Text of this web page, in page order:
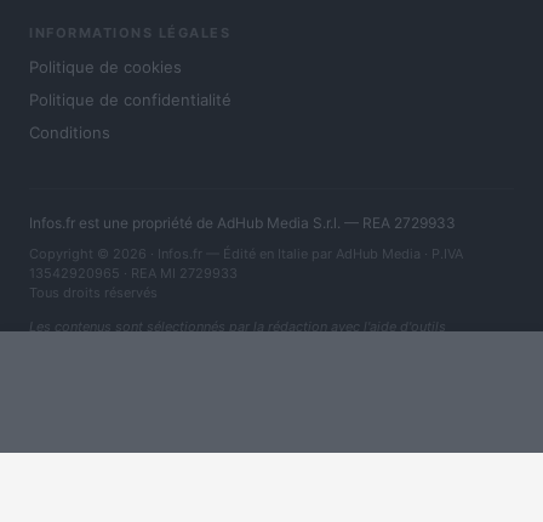
INFORMATIONS LÉGALES
Politique de cookies
Politique de confidentialité
Conditions
Infos.fr est une propriété de AdHub Media S.r.l. — REA 2729933
Copyright © 2026 · Infos.fr — Édité en Italie par AdHub Media · P.IVA
13542920965 · REA MI 2729933
Tous droits réservés
Les contenus sont sélectionnés par la rédaction avec l'aide d'outils